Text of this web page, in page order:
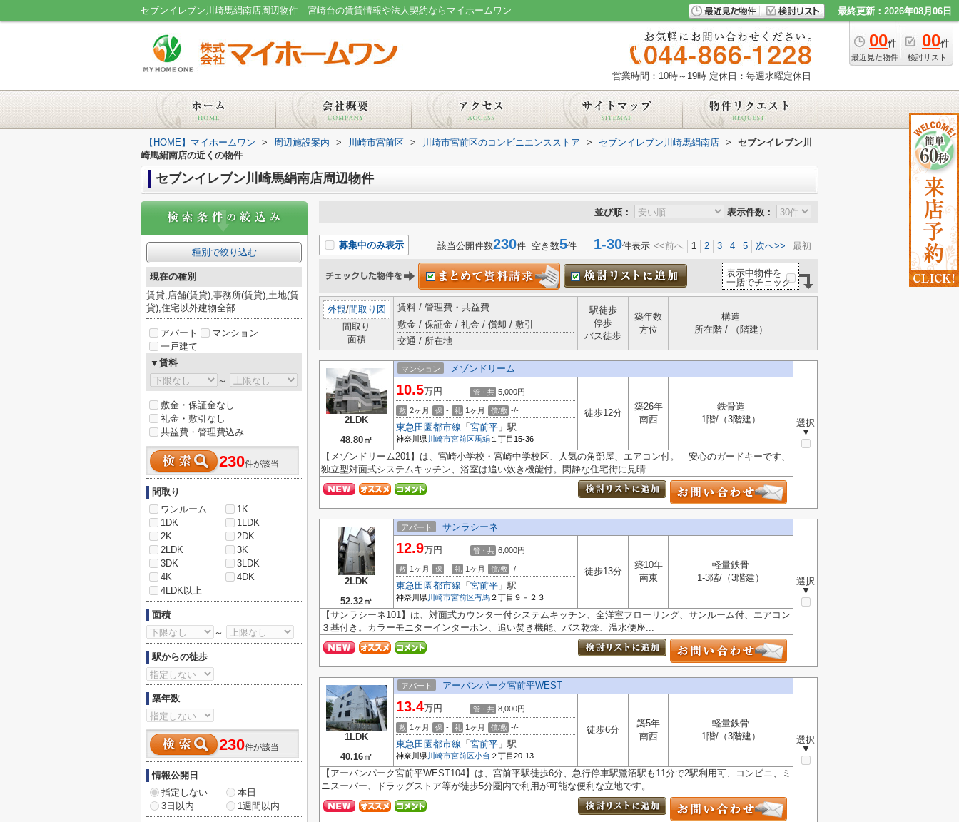
セブンイレブン川崎馬絹南店周辺物件｜宮崎台の賃貸情報や法人契約ならマイホームワン 最終更新：2026年08月06日
00件
最近見た物件
00件
検討リスト
営業時間：10時～19時 定休日：毎週水曜定休日
【HOME】マイホームワン > 周辺施設案内 > 川崎市宮前区 > 川崎市宮前区のコンビニエンスストア > セブンイレブン川崎馬絹南店 >
セブンイレブン川
崎馬絹南店の近くの物件
セブンイレブン川崎馬絹南店周辺物件
並び順： 表示件数：
募集中のみ表示 該当公開件数230件 空き数5件 1-30件表示 <<前へ 1 2 3 4 5 次へ>> 最初
表示中物件を
一括でチェック
外観/間取り図
間取り
面積
賃料 / 管理費・共益費
敷金 / 保証金 / 礼金 / 償却 / 敷引
交通 / 所在地
駅徒歩
停歩
バス徒歩
築年数
方位
構造
所在階 / （階建）
2LDK
48.80㎡
マンション メゾンドリーム
選択
▼
10.5万円 管・共 5,000円
敷 2ヶ月 保 - 礼 1ヶ月 償/敷 -/-
東急田園都市線 「 宮前平 」駅
神奈川県川崎市宮前区 馬絹 １丁目15-36
徒歩12分
築26年
南西
鉄骨造
1階/（3階建）
【メゾンドリーム201】は、宮崎小学校・宮崎中学校区、人気の角部屋、エアコン付。 安心のガードキーです、
独立型対面式システムキッチン、浴室は追い炊き機能付。閑静な住宅街に見晴...
2LDK
52.32㎡
アパート サンラシーネ
選択
▼
12.9万円 管・共 6,000円
敷 1ヶ月 保 - 礼 1ヶ月 償/敷 -/-
東急田園都市線 「 宮前平 」駅
神奈川県川崎市宮前区有馬 ２丁目９－２３
徒歩13分
築10年
南東
軽量鉄骨
1-3階/（3階建）
【サンラシーネ101】は、対面式カウンター付システムキッチン、全洋室フローリング、サンルーム付、エアコン
３基付き。カラーモニターインターホン、追い焚き機能、バス乾燥、温水便座...
1LDK
40.16㎡
アパート アーバンパーク宮前平WEST
選択
▼
13.4万円 管・共 8,000円
敷 1ヶ月 保 - 礼 1ヶ月 償/敷 -/-
東急田園都市線 「 宮前平 」駅
神奈川県川崎市宮前区小台 ２丁目20-13
徒歩6分
築5年
南西
軽量鉄骨
1階/（3階建）
【アーバンパーク宮前平WEST104】は、宮前平駅徒歩6分、急行停車駅鷺沼駅も11分で2駅利用可、コンビニ、ミ
ニスーパー、ドラッグストア等が徒歩5分圏内で利用が可能な便利な立地です。
種別で絞り込む
現在の種別
賃貸,店舗(賃貸),事務所(賃貸),土地(賃
貸),住宅以外建物全部
アパート
マンション
一戸建て
▼賃料
～
敷金・保証金なし
礼金・敷引なし
共益費・管理費込み
230件が該当
間取り
ワンルーム
1K
1DK
1LDK
2K
2DK
2LDK
3K
3DK
3LDK
4K
4DK
4LDK以上
面積
～
駅からの徒歩
築年数
230件が該当
情報公開日
指定しない
本日
3日以内
1週間以内